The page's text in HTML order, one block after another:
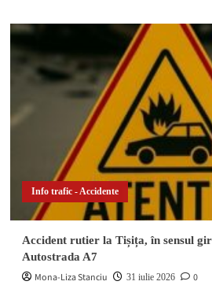
Info trafic - Accidente
Accident rutier la Tișița, în sensul
Autostrada A7
Mona-Liza Stanciu 31 iulie 2026 0